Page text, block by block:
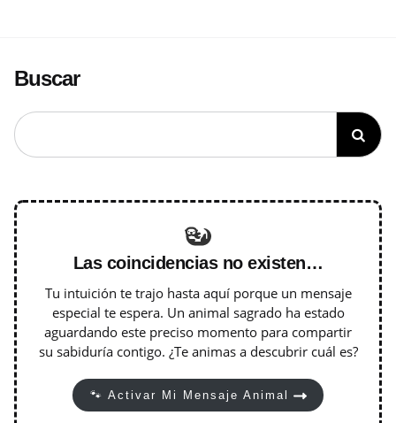
Buscar
Las coincidencias no existen…
Tu intuición te trajo hasta aquí porque un mensaje
especial te espera. Un animal sagrado ha estado
aguardando este preciso momento para compartir
su sabiduría contigo. ¿Te animas a descubrir cuál es?
🐾 Activar Mi Mensaje Animal